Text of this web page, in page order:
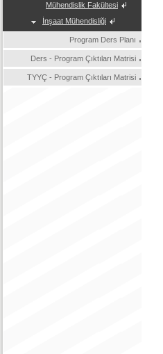
Mühendislik Fakültesi
İnşaat Mühendisliği
Program Ders Planı
Ders - Program Çıktıları Matrisi
TYYÇ - Program Çıktıları Matrisi